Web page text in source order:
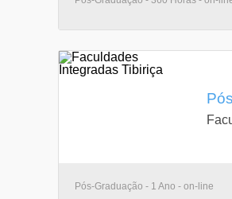
Pós-Graduação - 1 Ano - on-line